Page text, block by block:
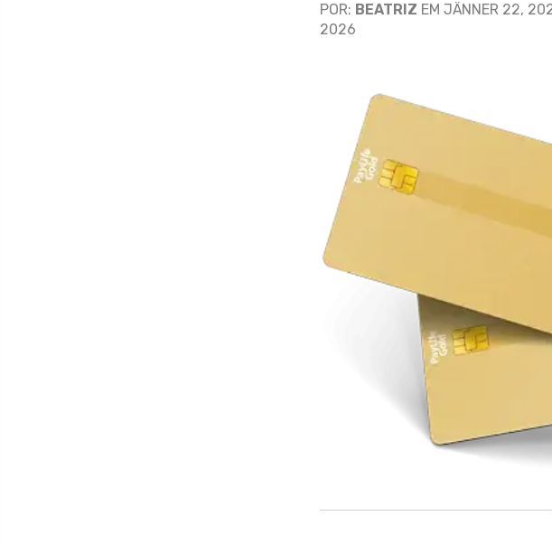
POR: BEATRIZ EM JÄNNER 22,
2026